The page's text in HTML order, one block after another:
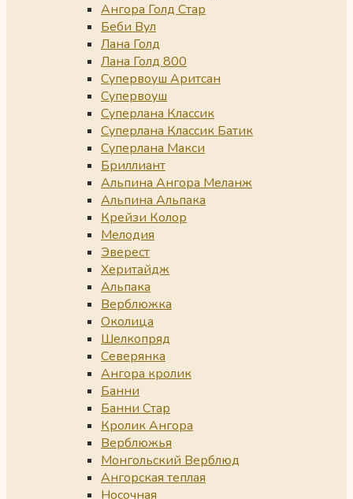
Ангора Голд Стар
Беби Вул
Лана Голд
Лана Голд 800
Супервоуш Аритсан
Супервоуш
Суперлана Классик
Суперлана Классик Батик
Суперлана Макси
Бриллиант
Альпина Ангора Меланж
Альпина Альпака
Крейзи Колор
Мелодия
Эверест
Херитайдж
Альпака
Верблюжка
Околица
Шелкопряд
Северянка
Ангора кролик
Банни
Банни Стар
Кролик Ангора
Верблюжья
Монгольский Верблюд
Ангорская теплая
Носочная